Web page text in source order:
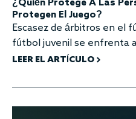
¿Quién Protege A Las
Protegen El Juego?
Escasez de árbitros en el
fútbol juvenil se enfrenta
LEER EL ARTÍCULO